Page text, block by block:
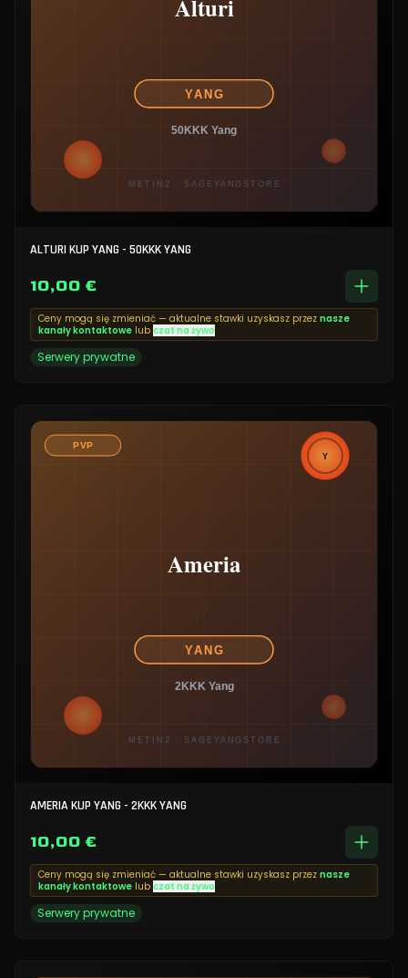
ALTURI KUP YANG - 50KKK YANG
10,00 €
Ceny mogą się zmieniać — aktualne stawki uzyskasz przez nasze
kanały kontaktowe lub czat na żywo
Serwery prywatne
AMERIA KUP YANG - 2KKK YANG
10,00 €
Ceny mogą się zmieniać — aktualne stawki uzyskasz przez nasze
kanały kontaktowe lub czat na żywo
Serwery prywatne